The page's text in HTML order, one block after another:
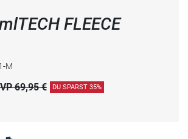
FLEECE
M
69,95 € DU SPARST 35%